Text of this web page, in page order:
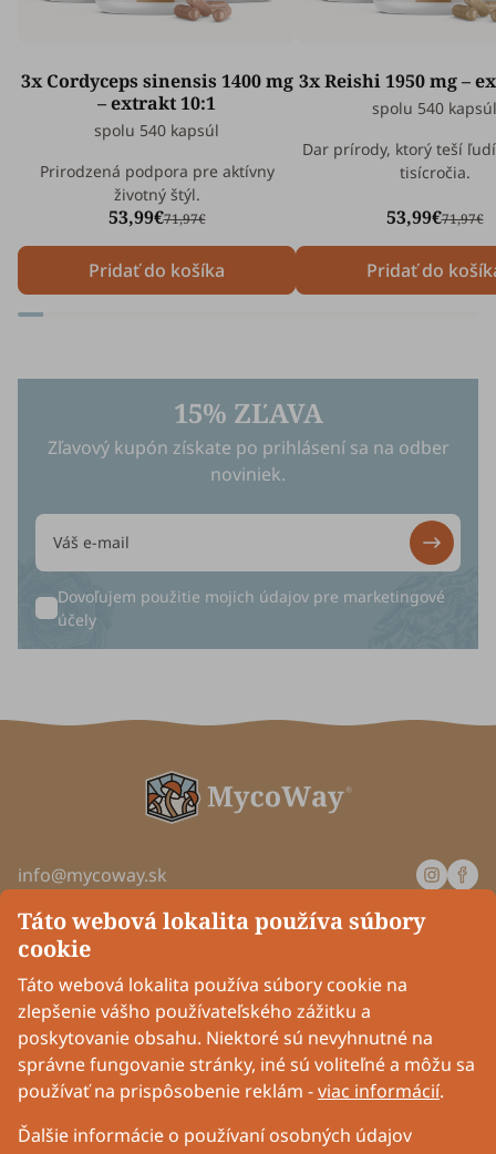
Táto webová lokalita používa súbory
cookie
Táto webová lokalita používa súbory cookie na
zlepšenie vášho používateľského zážitku a
poskytovanie obsahu. Niektoré sú nevyhnutné na
správne fungovanie stránky, iné sú voliteľné a môžu sa
používať na prispôsobenie reklám -viac informácií.
Ďalšie informácie o používaní osobných údajov
3x Cordyceps sinensis 1400 mg
– extrakt 10:1
spolu 540 kapsúl
Prirodzená podpora pre aktívny
životný štýl.
53,99€71,97€
Pridať do košíka
3x Reishi 1950 mg –
spolu 540 kapsúl
Dar prírody, ktorý teší
tisícročia.
53,99€71,97€
Pridať do
15% ZĽAVA
Zľavový kupón získate po prihlásení sa na odber
noviniek.
Dovoľujem použitie mojich údajov pre marketingové
účely
info@mycoway.sk
Pondelok až štvrtok: od 8:00 do 16:00
Piatok: od 8:00 do 14:00
Spoločnosť
Informácie
Pripoj sa k nám